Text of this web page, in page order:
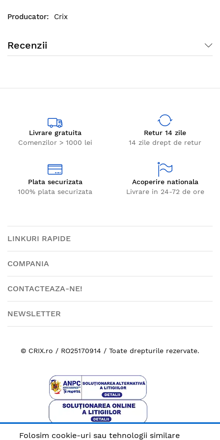
Crix
Recenzii
Livrare gratuita
Comenzilor > 1000 lei
Retur 14 zile
14 zile drept de retur
Plata securizata
100% plata securizata
Acoperire nationala
Livrare in 24-72 de ore
LINKURI RAPIDE
COMPANIA
CONTACTEAZA-NE!
NEWSLETTER
© CRIX.ro / RO25170914 / Toate drepturile rezervate.
Plata sigura cu
Folosim cookie-uri sau tehnologii similare